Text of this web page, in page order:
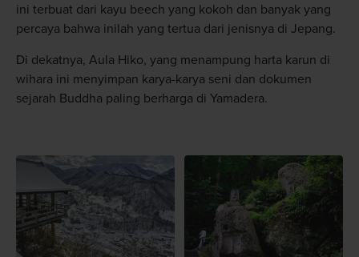
ini terbuat dari kayu beech yang kokoh dan banyak yang
percaya bahwa inilah yang tertua dari jenisnya di Jepang.
Di dekatnya, Aula Hiko, yang menampung harta karun di
wihara ini menyimpan karya-karya seni dan dokumen
sejarah Buddha paling berharga di Yamadera.